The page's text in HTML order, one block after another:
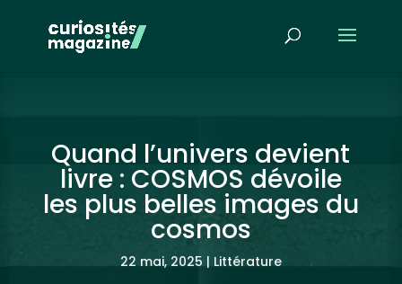
Quand l’univers devient
livre : COSMOS dévoile
les plus belles images du
cosmos
22 mai, 2025 | Littérature